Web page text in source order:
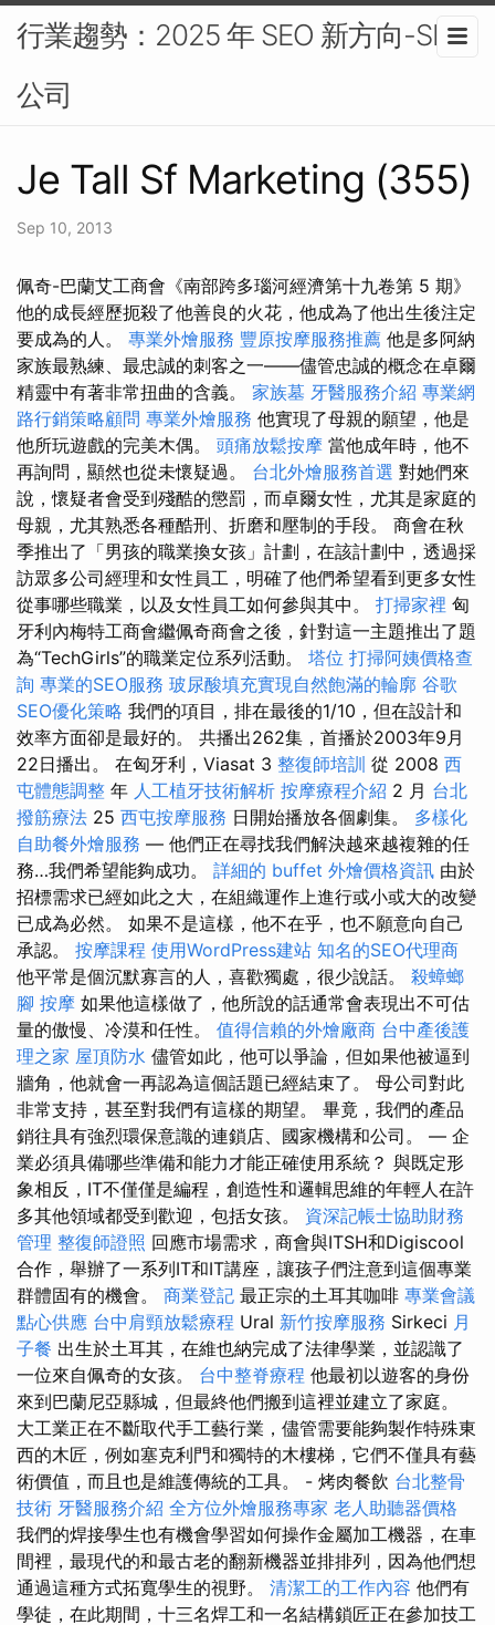
行業趨勢：2025 年 SEO 新方向-SEO
公司
Je Tall Sf Marketing (355)
Sep 10, 2013
佩奇-巴蘭艾工商會《南部跨多瑙河經濟第十九卷第 5 期》
他的成長經歷扼殺了他善良的火花，他成為了他出生後注定
要成為的人。 專業外燴服務 豐原按摩服務推薦 他是多阿納
家族最熟練、最忠誠的刺客之一——儘管忠誠的概念在卓爾
精靈中有著非常扭曲的含義。 家族墓 牙醫服務介紹 專業網
路行銷策略顧問 專業外燴服務 他實現了母親的願望，他是
他所玩遊戲的完美木偶。 頭痛放鬆按摩 當他成年時，他不
再詢問，顯然也從未懷疑過。 台北外燴服務首選 對她們來
說，懷疑者會受到殘酷的懲罰，而卓爾女性，尤其是家庭的
母親，尤其熟悉各種酷刑、折磨和壓制的手段。 商會在秋
季推出了「男孩的職業換女孩」計劃，在該計劃中，透過採
訪眾多公司經理和女性員工，明確了他們希望看到更多女性
從事哪些職業，以及女性員工如何參與其中。 打掃家裡 匈
牙利內梅特工商會繼佩奇商會之後，針對這一主題推出了題
為“TechGirls”的職業定位系列活動。 塔位 打掃阿姨價格查
詢 專業的SEO服務 玻尿酸填充實現自然飽滿的輪廓 谷歌
SEO優化策略 我們的項目，排在最後的1/10，但在設計和
效率方面卻是最好的。 共播出262集，首播於2003年9月
22日播出。 在匈牙利，Viasat 3 整復師培訓 從 2008 西
屯體態調整 年 人工植牙技術解析 按摩療程介紹 2 月 台北
撥筋療法 25 西屯按摩服務 日開始播放各個劇集。 多樣化
自助餐外燴服務 — 他們正在尋找我們解決越來越複雜的任
務…我們希望能夠成功。 詳細的 buffet 外燴價格資訊 由於
招標需求已經如此之大，在組織運作上進行或小或大的改變
已成為必然。 如果不是這樣，他不在乎，也不願意向自己
承認。 按摩課程 使用WordPress建站 知名的SEO代理商
他平常是個沉默寡言的人，喜歡獨處，很少說話。 殺蟑螂
腳 按摩 如果他這樣做了，他所說的話通常會表現出不可估
量的傲慢、冷漠和任性。 值得信賴的外燴廠商 台中產後護
理之家 屋頂防水 儘管如此，他可以爭論，但如果他被逼到
牆角，他就會一再認為這個話題已經結束了。 母公司對此
非常支持，甚至對我們有這樣的期望。 畢竟，我們的產品
銷往具有強烈環保意識的連鎖店、國家機構和公司。 — 企
業必須具備哪些準備和能力才能正確使用系統？ 與既定形
象相反，IT不僅僅是編程，創造性和邏輯思維的年輕人在許
多其他領域都受到歡迎，包括女孩。 資深記帳士協助財務
管理 整復師證照 回應市場需求，商會與ITSH和Digiscool
合作，舉辦了一系列IT和IT講座，讓孩子們注意到這個專業
群體固有的機會。 商業登記 最正宗的土耳其咖啡 專業會議
點心供應 台中肩頸放鬆療程 Ural 新竹按摩服務 Sirkeci 月
子餐 出生於土耳其，在維也納完成了法律學業，並認識了
一位來自佩奇的女孩。 台中整脊療程 他最初以遊客的身份
來到巴蘭尼亞縣城，但最終他們搬到這裡並建立了家庭。
大工業正在不斷取代手工藝行業，儘管需要能夠製作特殊東
西的木匠，例如塞克利門和獨特的木樓梯，它們不僅具有藝
術價值，而且也是維護傳統的工具。 - 烤肉餐飲 台北整骨
技術 牙醫服務介紹 全方位外燴服務專家 老人助聽器價格
我們的焊接學生也有機會學習如何操作金屬加工機器，在車
間裡，最現代的和最古老的翻新機器並排排列，因為他們想
通過這種方式拓寬學生的視野。 清潔工的工作內容 他們有
學徒，在此期間，十三名焊工和一名結構鎖匠正在參加技工